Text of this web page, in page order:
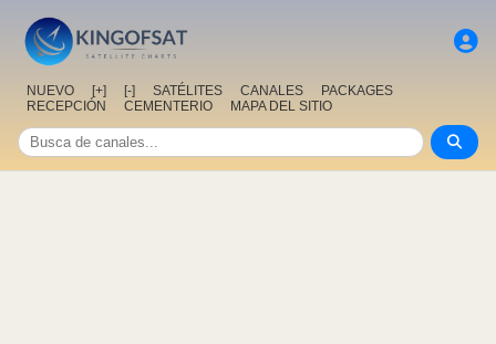
NUEVO [+] [-] SATÉLITES CANALES
PACKAGES
RECEPCIÓN
CEMENTERIO MAPA DEL SITIO